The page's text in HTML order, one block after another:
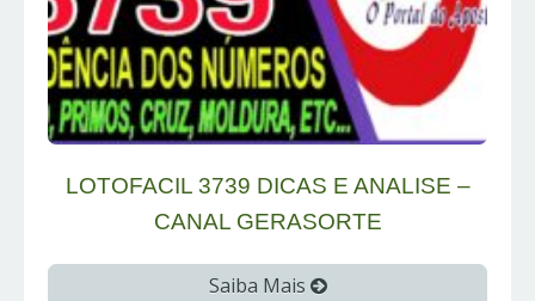
LOTOFACIL 3739 DICAS E ANALISE –
CANAL GERASORTE
Saiba Mais